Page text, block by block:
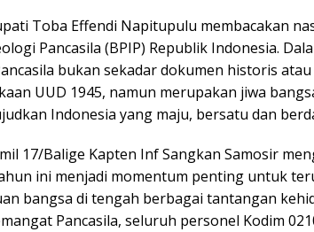
Toba Effendi Napitupulu membacakan
Pancasila (BPIP) Republik Indonesia.
bukan sekadar dokumen historis
UUD 1945, namun merupakan jiwa
Indonesia yang maju, bersatu dan
17/Balige Kapten Inf Sangkan Samosir
ini menjadi momentum penting untuk
bangsa di tengah berbagai tantangan
Pancasila, seluruh personel Kodim